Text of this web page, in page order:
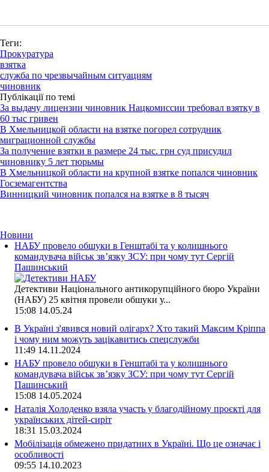
Теги:
Прокуратура
взятка
служба по чрезвычайным ситуациям
чиновник
Публікації по темі
За выдачу лицензии чиновник Нацкомиссии требовал взятку в
60 тыс гривен
В Хмельницкой области на взятке погорел сотрудник
миграционной службы
За получение взятки в размере 24 тыс. грн суд присудил
чиновнику 5 лет тюрьмы
В Хмельницкой области на крупной взятке попался чиновник
Госземагентства
Винницкий чиновник попался на взятке в 8 тысяч
Новини
НАБУ провело обшуки в Генштабі та у колишнього
командувача військ зв’язку ЗСУ: при чому тут Сергій
Пашинський
Детективи Національного антикорупційного бюро України
(НАБУ) 25 квітня провели обшуки у...
15:08 14.05.24
В Україні з'явився новий олігарх? Хто такий Максим Кріппа
і чому ним можуть зацікавитись спецслужби
11:49 14.11.2024
НАБУ провело обшуки в Генштабі та у колишнього
командувача військ зв’язку ЗСУ: при чому тут Сергій
Пашинський
15:08 14.05.2024
Наталія Холоденко взяла участь у благодійному проєкті для
українських дітей-сиріт
18:31 15.03.2024
Мобілізація обмежено придатних в Україні. Що це означає і
особливості
09:55 14.10.2023